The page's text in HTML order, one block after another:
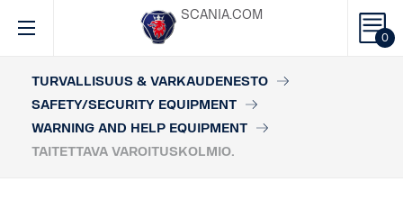
0
SCANIA.COM
TURVALLISUUS & VARKAUDENESTO
SAFETY/SECURITY EQUIPMENT
WARNING AND HELP EQUIPMENT
TAITETTAVA VAROITUSKOLMIO.